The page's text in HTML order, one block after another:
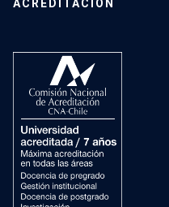
ACREDITACIÓN